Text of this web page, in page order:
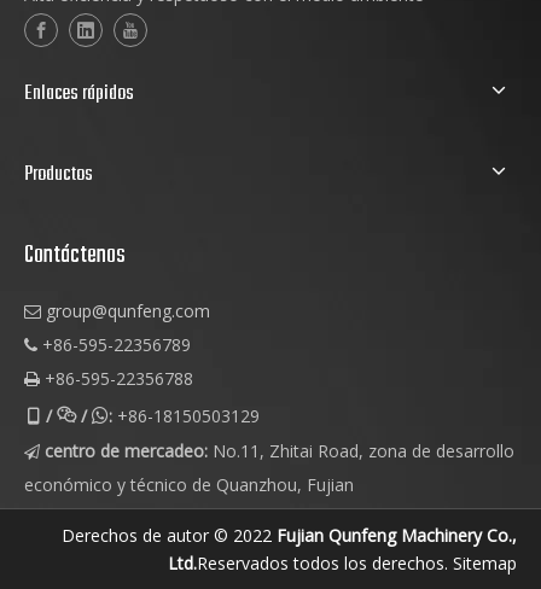
Enlaces rápidos
Productos
Contáctenos
 group@qunfeng.com
 +86-595-22356789
 +86-595-22356788
 //: +86-18150503129
 centro de mercadeo: No.11, Zhitai Road, zona de desarrollo
económico y técnico de Quanzhou, Fujian
Derechos de autor © 2022 Fujian Qunfeng Machinery Co.,
Ltd.Reservados todos los derechos. Sitemap